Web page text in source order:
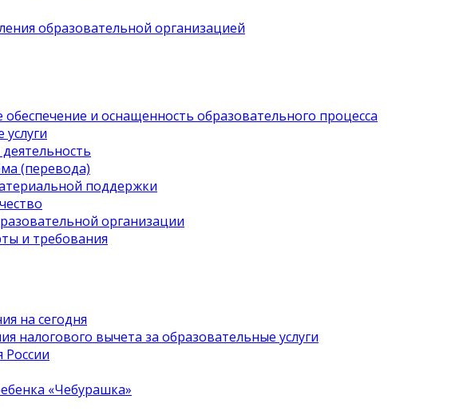
образовательной организацией
и оснащенность образовательного процесса
(перевода)
поддержки
организации
и требования
на сегодня
налогового вычета за образовательные услуги
«Чебурашка»